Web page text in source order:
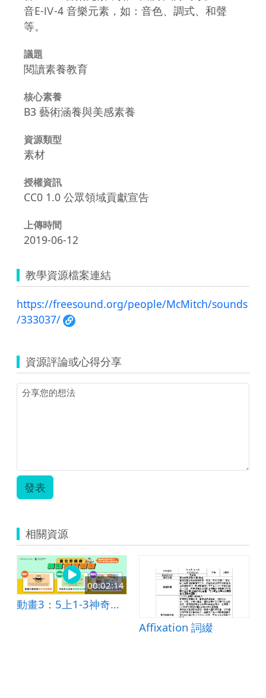
音E-Ⅳ-4 音樂元素，如：音色、調式、和聲
等。
議題
閱讀素養教育
核心素養
B3 藝術涵養與美感素養
資源類型
素材
授權資訊
CC0 1.0 公眾領域貢獻宣告
上傳時間
2019-06-12
教學資源檔案連結
https://freesound.org/people/McMitch/sounds
/333037/
資源評論或心得分享
發表
相關資源
00:02:14
動畫3：5上1-3神奇的馬賽克
Affixation 詞綴